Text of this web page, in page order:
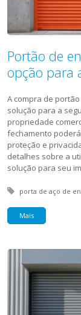
Portão de
opção para
A compra de
solução para a
propriedade
fechamento
proteção e
detalhes sobre a
solução para seu
Tagged with:
porta de aço de
Mais